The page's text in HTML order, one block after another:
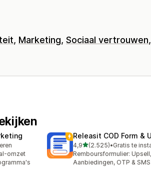
Marketing Sociaal vertrouwen
omzet
Releasit COD Form &
4,9van 5 sterren
(2.525)
2525 recensies in totaal
•Gratis te
Remboursformulier: Upsell,
Aanbiedingen, OTP & SMS